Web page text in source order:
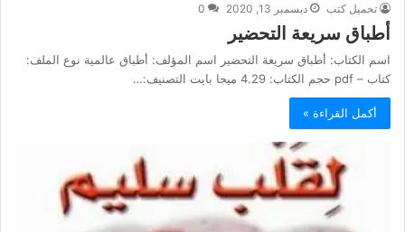
تحميل كتب ديسمبر 13, 2020 0
أطباق سريعة التحضير
اسم الكتاب: أطباق سريعة التحضير اسم المؤلف: أطباق عالمية نوع الملف:
كتاب – pdf حجم الكتاب: 4.29 ميجا بايت التصنيف:…
أكمل القراءة »